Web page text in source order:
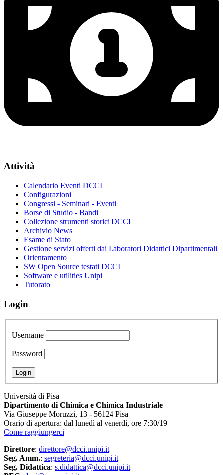
Attività
Calendario Eventi DCCI
Configurazioni
Congressi - Seminari - Eventi
Borse di Studio - Bandi
Collezione strumenti storici DCCI
Archivio News
Esame di Stato
Gestione servizi offerti dai Laboratori Didattici Dipartimentali
Orientamento
SW Open Source testati DCCI
Software e utilities Unipi
Tutorato
Login
Username
Password
Università di Pisa
Dipartimento di Chimica e Chimica Industriale
Via Giuseppe Moruzzi, 13 - 56124 Pisa
Orario di apertura: dal lunedì al venerdì, ore 7:30/19
Come raggiungerci
Direttore: direttore@dcci.unipi.it
Seg. Amm.: segreteria@dcci.unipi.it
Seg. Didattica: s.didattica@dcci.unipi.it